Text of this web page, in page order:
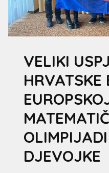
VELIKI
HRVATSKE
DJEVOJKE